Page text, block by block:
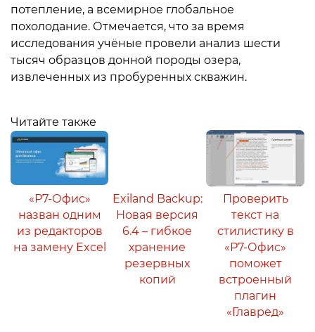
потепление, а всемирное глобальное
похолодание. Отмечается, что за время
исследования учёные провели анализ шести
тысяч образцов донной породы озера,
извлеченных из пробуренных скважин.
Читайте также
«Р7-Офис»
назван одним
из редакторов
на замену Excel
Exiland Backup:
Новая версия
6.4 – гибкое
хранение
резервных
копий
Проверить
текст на
стилистику в
«Р7-Офис»
поможет
встроенный
плагин
«Главред»